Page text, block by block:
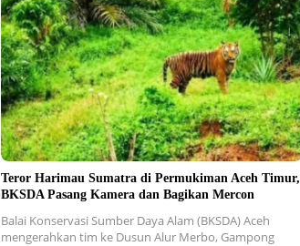
Teror Harimau Sumatra di Permukiman Aceh Timur,
BKSDA Pasang Kamera dan Bagikan Mercon
Balai Konservasi Sumber Daya Alam (BKSDA) Aceh
mengerahkan tim ke Dusun Alur Merbo, Gampong